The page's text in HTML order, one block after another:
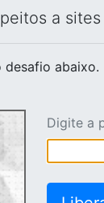
a
desafio abaixo.
Digite a